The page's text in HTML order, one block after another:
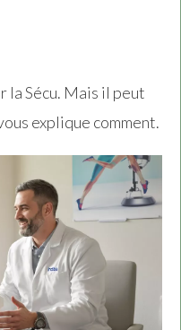
la Sécu. Mais il peut
explique comment.